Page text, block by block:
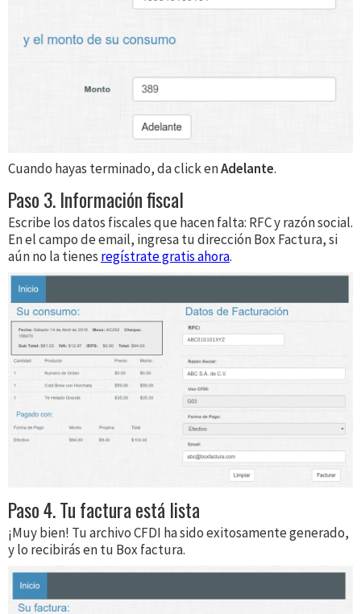
Cuando hayas terminado, da click enAdelante.
Paso 3. Información fiscal
Escribe los datos fiscales que hacen falta: RFC y razón social.
En el campo de email, ingresa tu dirección Box Factura, si
aún no la tienes regístrate gratis ahora.
Paso 4. Tu factura está lista
¡Muy bien! Tu archivo CFDI ha sido exitosamente generado,
y lo recibirás en tu Box factura.